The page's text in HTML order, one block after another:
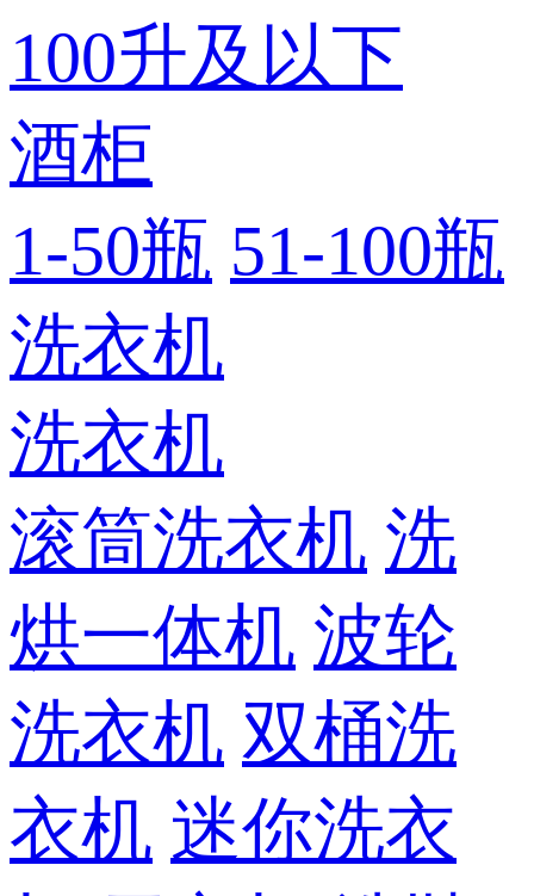
100升及以下
酒柜
1-50瓶 51-100瓶
洗衣机
洗衣机
滚筒洗衣机 洗
烘一体机 波轮
洗衣机 双桶洗
衣机 迷你洗衣